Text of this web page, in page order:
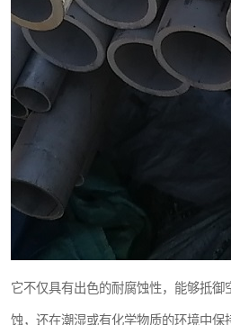
它不仅具有出色的耐腐蚀性，能够抵御
蚀，还在潮湿或有化学物质的环境中保